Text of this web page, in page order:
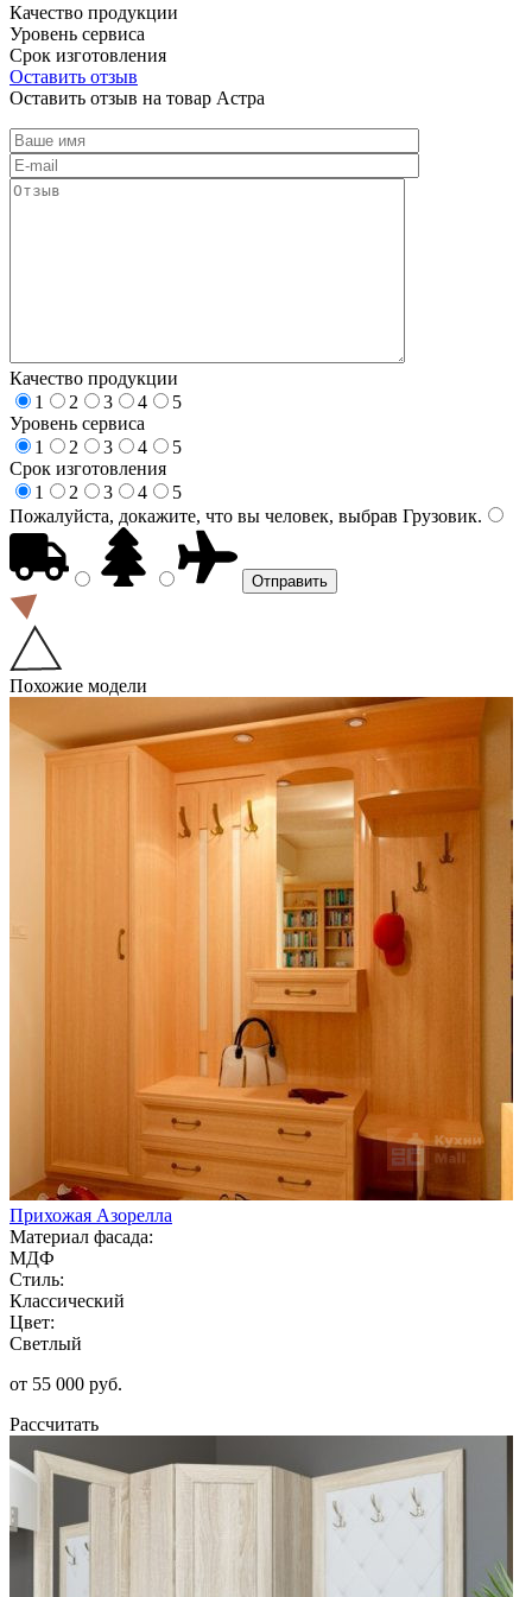
Качество продукции
Уровень сервиса
Срок изготовления
Оставить отзыв
Оставить отзыв на товар Астра
Качество продукции
1
2 3 4
5
Уровень сервиса
1
2 3 4
5
Срок изготовления
1
2 3 4
5
Пожалуйста, докажите, что вы человек, выбрав Грузовик.
Похожие модели
Прихожая Азорелла
Материал фасада:
МДФ
Стиль:
Классический
Цвет:
Светлый
от 55 000 руб.
Рассчитать